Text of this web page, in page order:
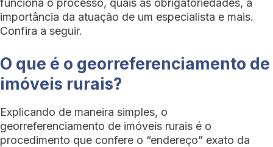
funciona o processo, quais as obrigatoriedades, a
importância da atuação de um especialista e mais.
Confira a seguir.
O que é o georreferenciamento de
imóveis rurais?
Explicando de maneira simples, o
georreferenciamento de imóveis rurais é o
procedimento que confere o “endereço” exato da